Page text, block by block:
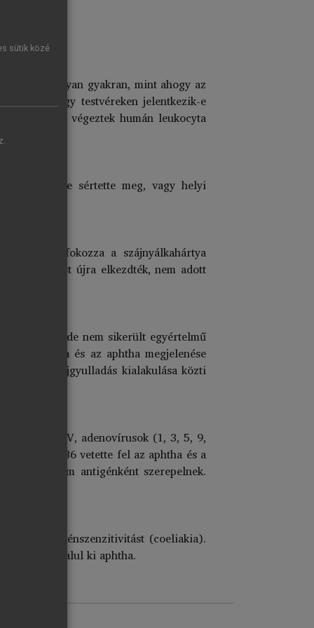
de nem olyan gyakran, mint ahogy az
adata. Hogy testvéreken jelentkezik-e
végeztek humán leukocyta
pl. fogkefe sértette meg, vagy helyi
fokozza a szájnyálkahártya
dohányzást újra elkezdték, nem adott
kérdéssel, de nem sikerült egyértelmű
fázisa és az aphtha megjelenése
szájgyulladás kialakulása közti
HSV, adenovírusok (1, 3, 5, 9,
1936 vetette fel az aphtha és a
hanem antigénként szerepelnek.
a gluténszenzitivitást (coeliakia).
alkalul ki aphtha.
sütik közé